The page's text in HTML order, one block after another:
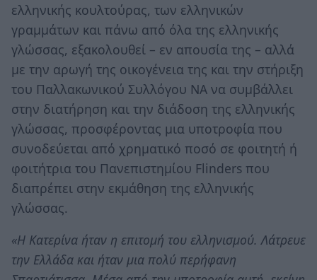
ελληνικής κουλτούρας, των ελληνικών
γραμμάτων και πάνω από όλα της ελληνικής
γλώσσας, εξακολουθεί – εν απουσία της – αλλά
με την αρωγή της οικογένεια της και την στήριξη
του Παλλακωνικού Συλλόγου ΝΑ να συμβάλλει
στην διατήρηση και την διάδοση της ελληνικής
γλώσσας, προσφέροντας μια υποτροφία που
συνοδεύεται από χρηματικό ποσό σε φοιτητή ή
φοιτήτρια του Πανεπιστημίου Flinders που
διαπρέπει στην εκμάθηση της ελληνικής
γλώσσας.
«Η Κατερίνα ήταν η επιτομή του ελληνισμού. Λάτρευε
την Ελλάδα και ήταν μια πολύ περήφανη